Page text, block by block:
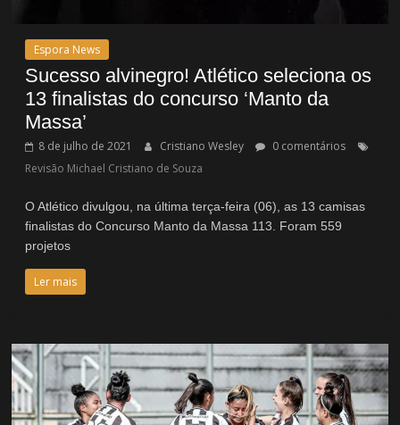
Espora News
Sucesso alvinegro! Atlético seleciona os
13 finalistas do concurso ‘Manto da
Massa’
8 de julho de 2021 Cristiano Wesley
0 comentários
Revisão Michael Cristiano de Souza
O Atlético divulgou, na última terça-feira (06), as 13 camisas
finalistas do Concurso Manto da Massa 113. Foram 559
projetos
Ler mais